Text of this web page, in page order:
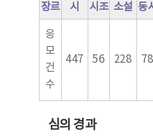
장르
시 시조 소설 동
응
모
건
수
447 56 228 78
심의 경과